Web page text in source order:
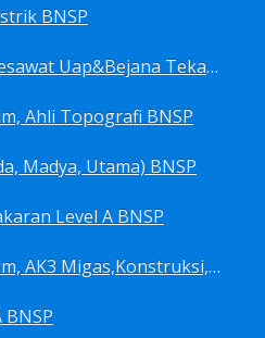
BNSP
Sertifikasi Ahli K3 Pesawat Uap&Bejana Tekan BNSP
Ahli Topografi BNSP
Madya, Utama) BNSP
Level A BNSP
Sertifikasi AK3 Umum, AK3 Migas,Konstruksi,Listrik&Boiler BNSP